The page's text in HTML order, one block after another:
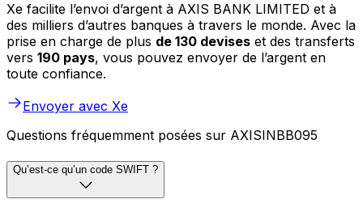
Xe facilite l’envoi d’argent à AXIS BANK LIMITED et à
des milliers d’autres banques à travers le monde. Avec la
prise en charge de plus de 130 devises et des transferts
vers 190 pays, vous pouvez envoyer de l’argent en
toute confiance.
Envoyer avec Xe
Questions fréquemment posées sur AXISINBB095
Qu’est-ce qu’un code SWIFT ?